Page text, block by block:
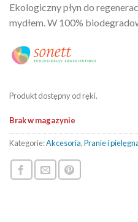
Ekologiczny płyn do
mydłem. W 100%
Produkt dostępny od ręki.
Brak w magazynie
Kategorie:Akcesoria,Pranie i